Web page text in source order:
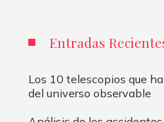
Entradas
Los 10 telescopios que
del universo observable